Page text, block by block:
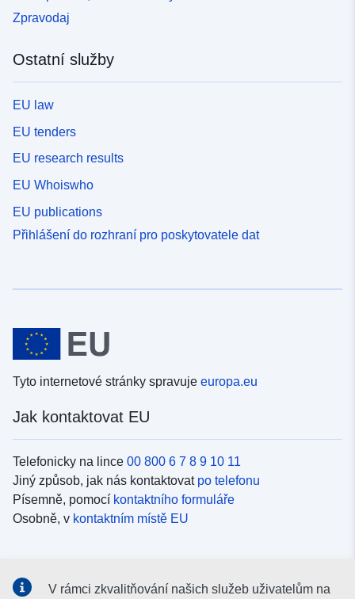
Zpravodaj
Ostatní služby
EU law
EU tenders
EU research results
EU Whoiswho
EU publications
Přihlášení do rozhraní pro poskytovatele dat
Tyto internetové stránky spravuje europa.eu
Jak kontaktovat EU
Telefonicky na lince 00 800 6 7 8 9 10 11
Jiný způsob, jak nás kontaktovat po telefonu
Písemně, pomocí kontaktního formuláře
Osobně, v kontaktním místě EU
V rámci zkvalitňování našich služeb uživatelům na